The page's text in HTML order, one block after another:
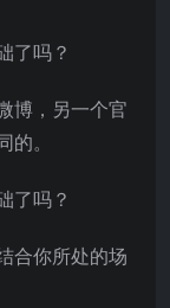
博，另一个官
。
合你所处的场